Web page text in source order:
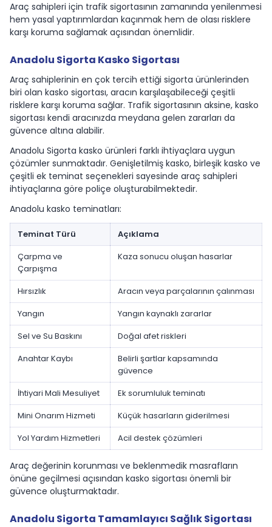
Araç sahipleri için trafik sigortasının zamanında yenilenmesi
hem yasal yaptırımlardan kaçınmak hem de olası risklere
karşı koruma sağlamak açısından önemlidir.
Anadolu Sigorta Kasko Sigortası
Araç sahiplerinin en çok tercih ettiği sigorta ürünlerinden
biri olan kasko sigortası, aracın karşılaşabileceği çeşitli
risklere karşı koruma sağlar. Trafik sigortasının aksine, kasko
sigortası kendi aracınızda meydana gelen zararları da
güvence altına alabilir.
Anadolu Sigorta kasko ürünleri farklı ihtiyaçlara uygun
çözümler sunmaktadır. Genişletilmiş kasko, birleşik kasko ve
çeşitli ek teminat seçenekleri sayesinde araç sahipleri
ihtiyaçlarına göre poliçe oluşturabilmektedir.
Anadolu kasko teminatları:
Teminat Türü
Açıklama
Çarpma ve
Çarpışma
Kaza sonucu oluşan hasarlar
Hırsızlık
Aracın veya parçalarının çalınması
Yangın
Yangın kaynaklı zararlar
Sel ve Su Baskını
Doğal afet riskleri
Anahtar Kaybı
Belirli şartlar kapsamında
güvence
İhtiyari Mali Mesuliyet
Ek sorumluluk teminatı
Mini Onarım Hizmeti
Küçük hasarların giderilmesi
Yol Yardım Hizmetleri
Acil destek çözümleri
Araç değerinin korunması ve beklenmedik masrafların
önüne geçilmesi açısından kasko sigortası önemli bir
güvence oluşturmaktadır.
Anadolu Sigorta Tamamlayıcı Sağlık Sigortası